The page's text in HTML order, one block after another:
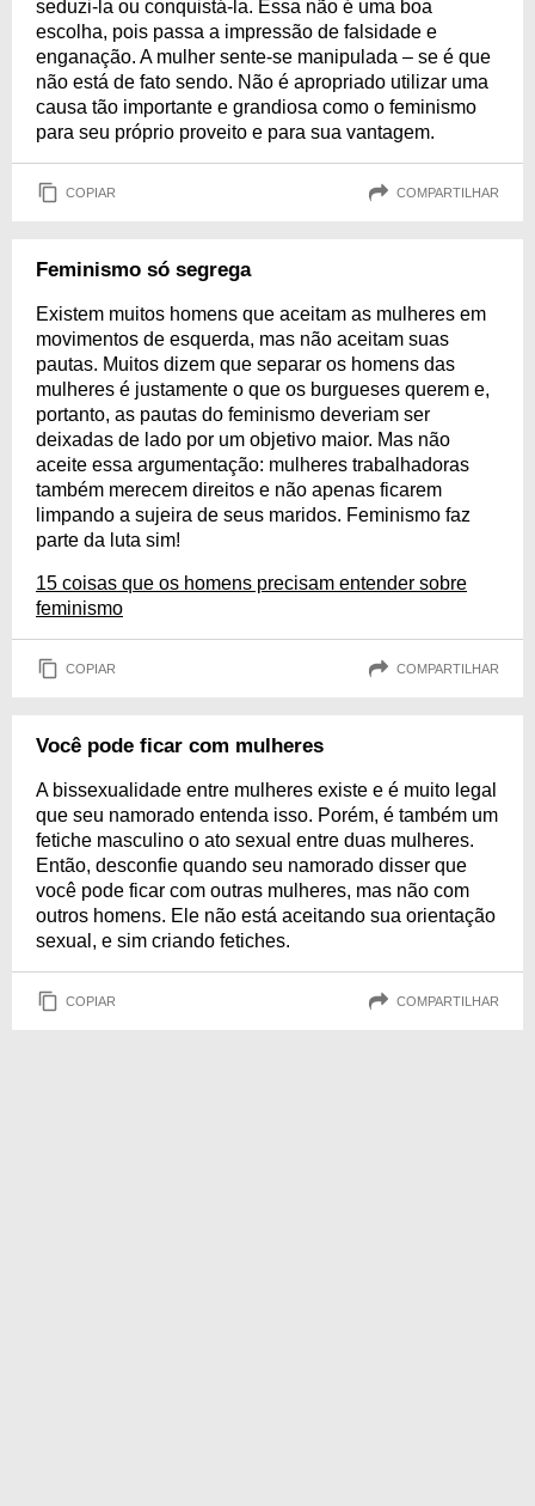
seduzi-la ou conquistá-la. Essa não é uma boa
escolha, pois passa a impressão de falsidade e
enganação. A mulher sente-se manipulada – se é que
não está de fato sendo. Não é apropriado utilizar uma
causa tão importante e grandiosa como o feminismo
para seu próprio proveito e para sua vantagem.
COPIAR COMPARTILHAR
Feminismo só segrega
Existem muitos homens que aceitam as mulheres em
movimentos de esquerda, mas não aceitam suas
pautas. Muitos dizem que separar os homens das
mulheres é justamente o que os burgueses querem e,
portanto, as pautas do feminismo deveriam ser
deixadas de lado por um objetivo maior. Mas não
aceite essa argumentação: mulheres trabalhadoras
também merecem direitos e não apenas ficarem
limpando a sujeira de seus maridos. Feminismo faz
parte da luta sim!
15 coisas que os homens precisam entender sobre
feminismo
COPIAR COMPARTILHAR
Você pode ficar com mulheres
A bissexualidade entre mulheres existe e é muito legal
que seu namorado entenda isso. Porém, é também um
fetiche masculino o ato sexual entre duas mulheres.
Então, desconfie quando seu namorado disser que
você pode ficar com outras mulheres, mas não com
outros homens. Ele não está aceitando sua orientação
sexual, e sim criando fetiches.
COPIAR COMPARTILHAR